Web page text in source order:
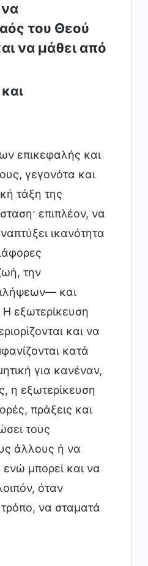
του Θεού
να μάθει από
επικεφαλής και
γεγονότα και
τάξη της
επιπλέον, να
ικανότητα
την
και
εξωτερίκευση
και να
κατά
για κανέναν,
η εξωτερίκευση
πράξεις και
τους
άλλους ή να
ενώ μπορεί και να
όταν
τρόπο, να σταματά